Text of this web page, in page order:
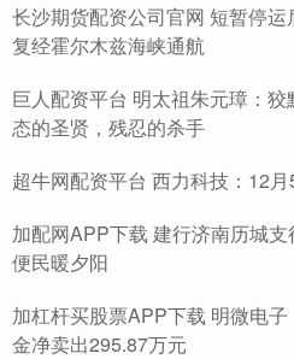
长沙期货配资公司官网 短暂停
复经霍尔木兹海峡通航
巨人配资平台 明太祖朱元璋：
态的圣贤，残忍的杀手
超牛网配资平台 西力科技：12
加配网APP下载 建行济南历城
便民暖夕阳
加杠杆买股票APP下载 明微电
金净卖出295.87万元